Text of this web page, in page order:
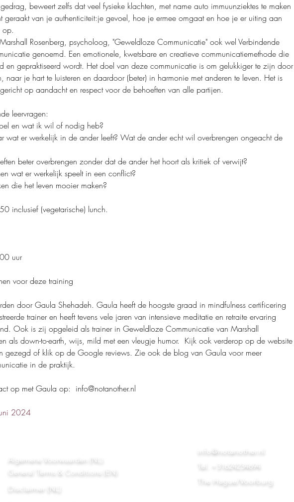
beweert zelfs dat veel fysieke klachten, met name auto immuunziektes te maken
geraakt van je authenticiteit:je gevoel, hoe je ermee omgaat en hoe je er uiting aan
op.
Rosenberg, psycholoog, "Geweldloze Communicatie" ook wel Verbindende
genoemd. Een emotionele, kwetsbare en creatieve communicatiemethode die
en gepraktiseerd wordt. Het doel van deze communicatie is om gelukkiger te zijn door
naar je hart te luisteren en daardoor (beter) in harmonie met anderen te leven. Het is
op aandacht en respect voor de behoeften van alle partijen.
leervragen:
en wat ik wil of nodig heb?
wat er werkelijk in de ander leeft? Wat de ander echt wil overbrengen ongeacht de
beter overbrengen zonder dat de ander het hoort als kritiek of verwijt?
wat er werkelijk speelt in een conflict?
die het leven mooier maken?
inclusief (vegetarische) lunch.
uur
voor deze training
door Gaula Shehadeh. Gaula heeft de hoogste graad in mindfulness certificering
trainer en heeft tevens vele jaren van intensieve meditatie en retraite ervaring
Ook is zij opgeleid als trainer in Geweldloze Communicatie van Marshall
als down-to-earth, wijs, mild met een vleugje humor.  Kijk ook verderop op de website
gezegd of klik op de Google reviews. Zie ook de blog van Gaula voor meer
in de praktijk.
op met Gaula op:  info@notanother.nl
2024
Algemene Voorwaarden (NL)
General Terms & Conditions (EN)
Disclaimer (NL)
info@notanother.nl
Tel. +31624234694
The Hague/Voorburg